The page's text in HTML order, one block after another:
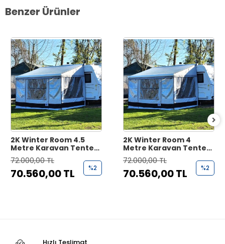
Benzer Ürünler
2K Winter Room 4.5
Metre Karavan Tente
Çadırı
72.000,00 TL
70.560,00 TL %2
2K Winter Room 4
Metre Karavan Tente
Çadırı
72.000,00 TL
70.560,00 TL %2